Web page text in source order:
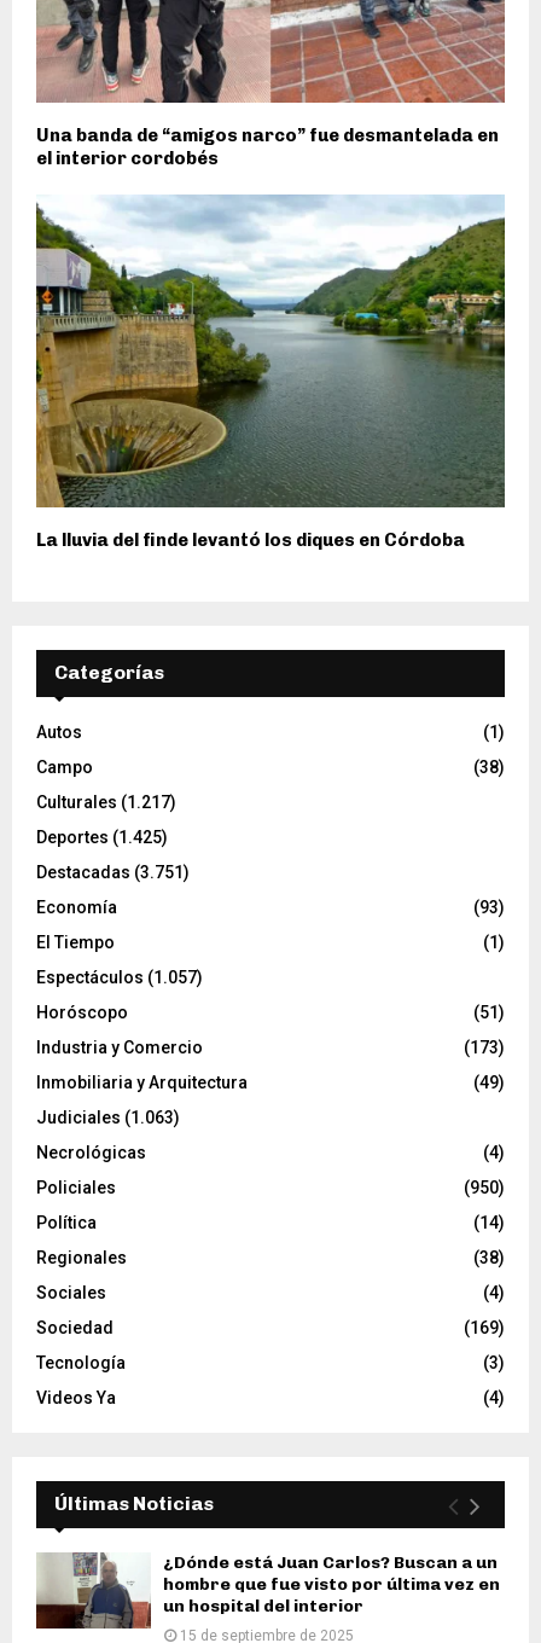
Una banda de “amigos narco” fue desmantelada en
el interior cordobés
La lluvia del finde levantó los diques en Córdoba
Categorías
Autos
(1)
Campo
(38)
Culturales (1.217)
Deportes (1.425)
Destacadas (3.751)
Economía
(93)
El Tiempo
(1)
Espectáculos (1.057)
Horóscopo
(51)
Industria y Comercio
(173)
Inmobiliaria y Arquitectura
(49)
Judiciales (1.063)
Necrológicas
(4)
Policiales
(950)
Política
(14)
Regionales
(38)
Sociales
(4)
Sociedad
(169)
Tecnología
(3)
Videos Ya
(4)
Últimas Noticias
¿Dónde está Juan Carlos? Buscan a un
hombre que fue visto por última vez en
un hospital del interior
15 de septiembre de 2025